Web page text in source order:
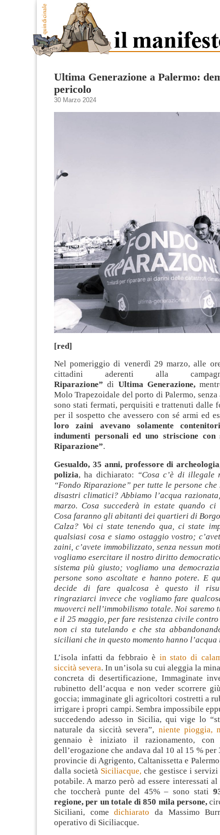
Ultima Generazione a Palermo:
pericolo
30 Marzo 2024
[red]
Nel pomeriggio di venerdì 29 marzo, alle
cittadini aderenti alla
Riparazione”di Ultima Generazione,
Molo Trapezoidale del porto di Palermo,
sono stati fermati, perquisiti e trattenuti dalle
per il sospetto che avessero con sé armi ed
loro zaini avevano solamente
indumenti personali ed uno striscione con
Riparazione”.
Gesualdo, 35 anni, professore di
polizia, ha dichiarato: “Cosa c’è di illegale
“Fondo Riparazione” per tutte le persone che
disastri climatici? Abbiamo l’acqua
marzo. Cosa succederà in estate quando ci
Cosa faranno gli abitanti dei quartieri di
Calza? Voi ci state tenendo qua, ci state
qualsiasi cosa e siamo ostaggio vostro;
zaini, c’avete immobilizzato, senza nessun
vogliamo esercitare il nostro diritto
sistema più giusto; vogliamo una
persone sono ascoltate e hanno potere. E
decide di fare qualcosa è questo il
ringraziarci invece che vogliamo fare
muoverci nell’immobilismo totale. Noi saremo
e il 25 maggio, per fare resistenza civile
non ci sta tutelando e che sta
siciliani che in questo momento hanno
L’isola infatti da febbraio è in stato di
siccità severa. In un’isola su cui aleggia la
concreta di desertificazione, Immaginate
rubinetto dell’acqua e non veder scorrere
goccia; immaginate gli agricoltori costretti a
irrigare i propri campi. Sembra impossibile
succedendo adesso in Sicilia, qui vige lo
naturale da siccità severa”, niente pioggia,
gennaio è iniziato il razionamento, con
dell’erogazione che andava dal 10 al 15 %
provincie di Agrigento, Caltanissetta e
dalla società Siciliacque, che gestisce i
potabile. A marzo però ad essere interessati
che toccherà punte del 45% – sono stati
regione, per un totale di 850 mila persone,
Siciliani, comedichiarato da Massimo
operativo di Siciliacque.